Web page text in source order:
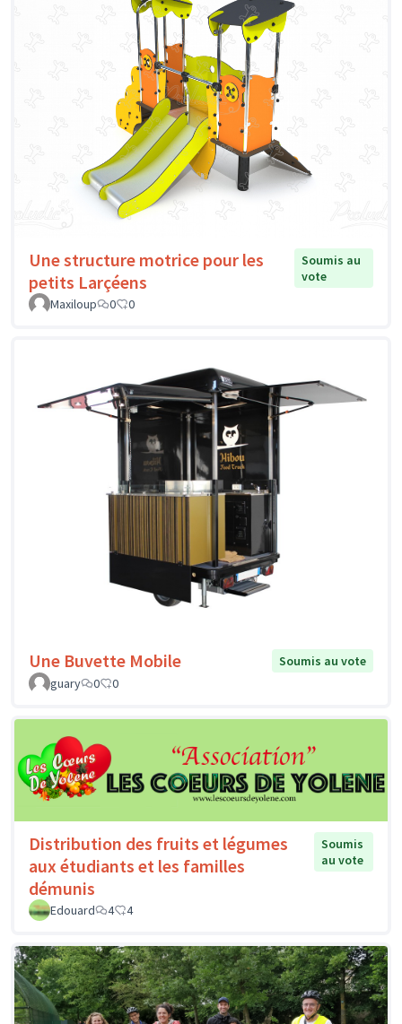
Une structure motrice pour les
petits Larçéens
Soumis au
vote
Maxiloup
0 0
Une Buvette Mobile
Soumis au vote
guary
0 0
Distribution des fruits et légumes
aux étudiants et les familles
démunis
Soumis
au vote
Edouard 4 4